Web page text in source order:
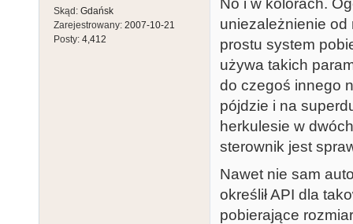
Skąd: Gdańsk
Zarejestrowany: 2007-10-21
Posty: 4,412
No i w kolorach.
uniezależnienie od
prostu system
używa takich
do czegoś innego
pójdzie i na
herkulesie w
sterownik jest
Nawet nie sam
określił API dla
pobierające